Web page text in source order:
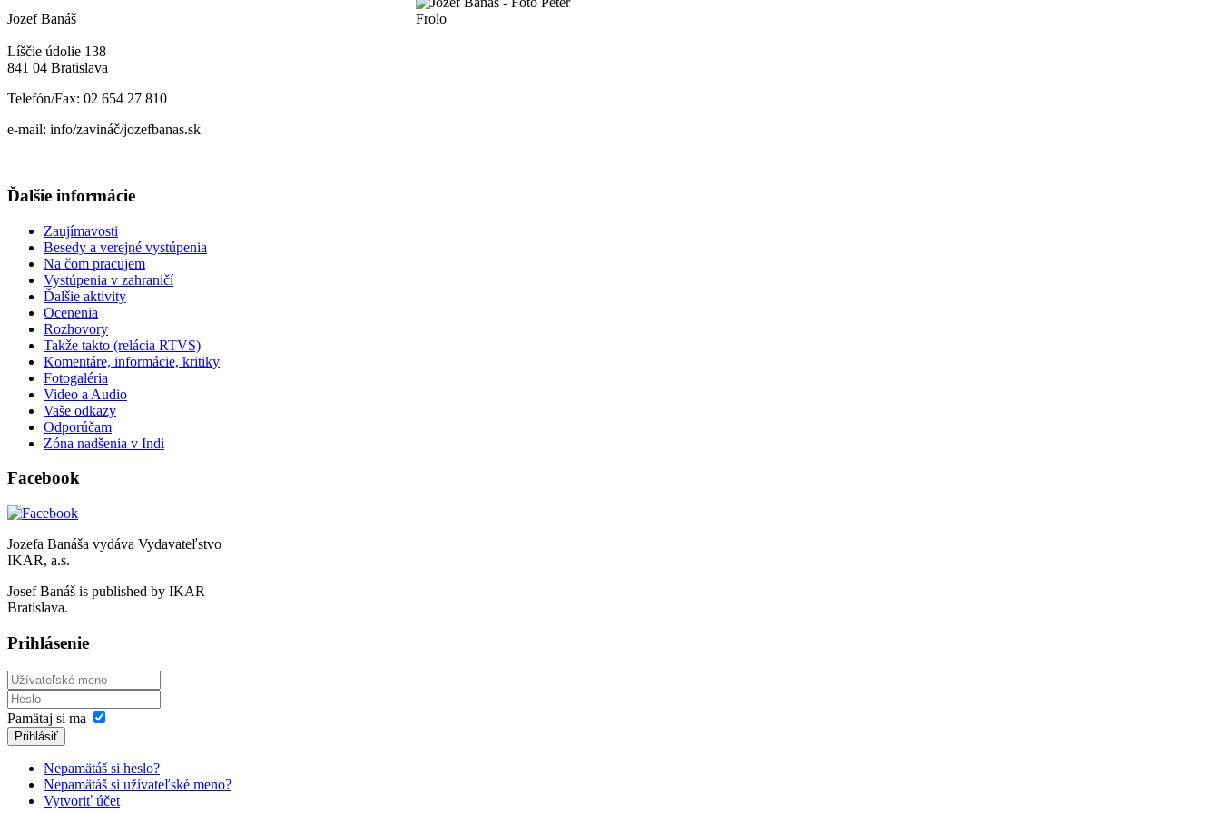
Jozef Banáš
Líščie údolie 138
841 04 Bratislava
Telefón/Fax: 02 654 27 810
e-mail: info/zavináč/jozefbanas.sk
Ďalšie informácie
Zaujímavosti
Besedy a verejné vystúpenia
Na čom pracujem
Vystúpenia v zahraničí
Ďalšie aktivity
Ocenenia
Rozhovory
Takže takto (relácia RTVS)
Komentáre, informácie, kritiky
Fotogaléria
Video a Audio
Vaše odkazy
Odporúčam
Zóna nadšenia v Indi
Facebook
Jozefa Banáša vydáva Vydavateľstvo
IKAR, a.s.
Josef Banáš is published by IKAR
Bratislava.
Prihlásenie
Pamätaj si ma
Prihlásiť
Nepamätáš si heslo?
Nepamätáš si užívateľské meno?
Vytvoriť účet